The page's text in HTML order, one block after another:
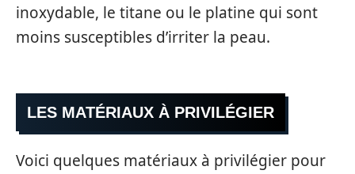
inoxydable, le titane ou le platine qui sont
moins susceptibles d’irriter la peau.
LES MATÉRIAUX À PRIVILÉGIER
Voici quelques matériaux à privilégier pour